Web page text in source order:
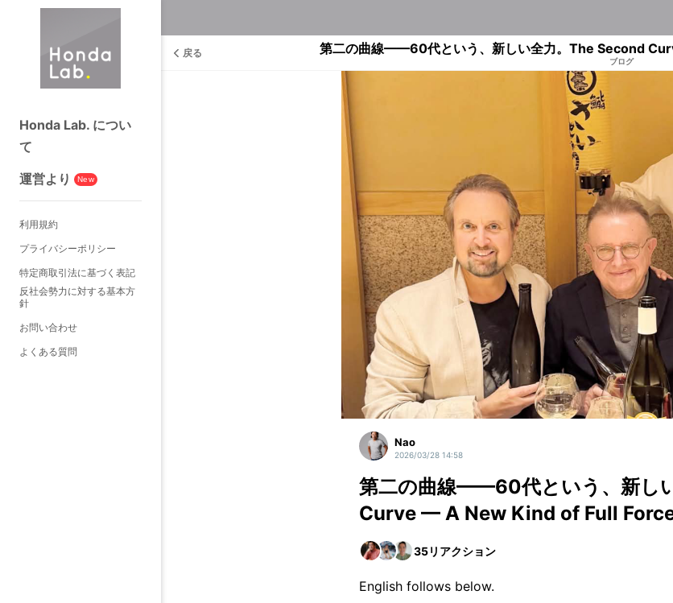
Honda Lab. につい
て
運営より
New
利用規約
プライバシーポリシー
特定商取引法に基づく表記
反社会勢力に対する基本方
針
お問い合わせ
よくある質問
戻る 第二の曲線——60代という、新しい全力。The Second
ブログ
Nao
2026/03/28 14:58
第二の曲線——60代という、新し
Curve — A New Kind of Full
35リアクション
English follows below.